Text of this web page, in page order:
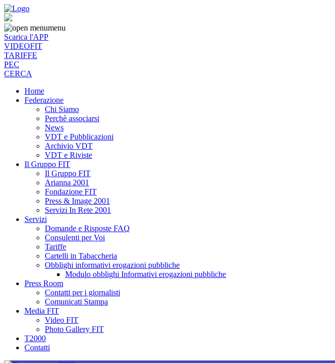
menu
Scarica l'APP
VIDEOFIT
TARIFFE
PEC
CERCA
Home
Federazione
Chi Siamo
Perchè associarsi
News
VDT e Pubblicazioni
Archivio VDT
VDT e Riviste
Il Gruppo FIT
Il Gruppo FIT
Arianna 2001
Fondazione FIT
Press & Image 2001
Servizi In Rete 2001
Servizi
Domande e Risposte FAQ
Consulenti per Voi
Tariffe
Cartelli in Tabaccheria
Obblighi informativi erogazioni pubbliche
Modulo obblighi Informativi erogazioni pubbliche
Press Room
Contatti per i giornalisti
Comunicati Stampa
Media FIT
Video FIT
Photo Gallery FIT
T2000
Contatti